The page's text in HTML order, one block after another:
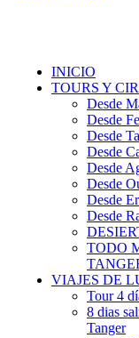
INICIO
TOURS Y
Desde
Desde
Desde
Desde
Desde
Desde
Desde
Desde
TODO
VIAJES DE
Tour 4
8 dias
Tanger